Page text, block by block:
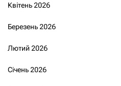
Квітень 2026
Березень 2026
Лютий 2026
Січень 2026